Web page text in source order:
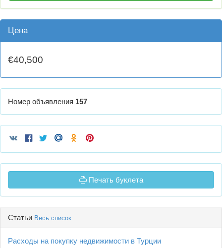
Цена
€40,500
Номер объявления 157
Печать буклета
Статьи Весь список
Расходы на покупку недвижимости в Турции